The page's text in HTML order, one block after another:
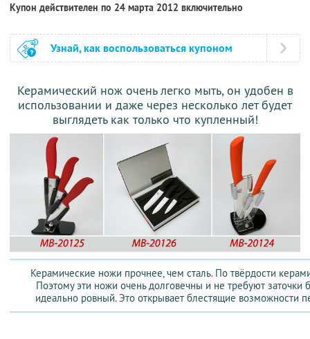
Купон действителен по 24 марта 2012 включительно
Узнай, как воспользоваться купоном
Керамический нож очень легко мыть, он удобен в
использовании и даже через несколько лет будет
выглядеть как только что купленный!
Керамические ножи прочнее, чем сталь. По твёрдости
Поэтому эти ножи очень долговечны и не требуют заточки
идеально ровный. Это открывает блестящие возможности